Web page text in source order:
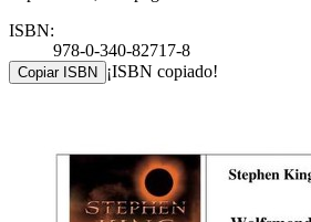
ISBN:
978-0-340-82717-8
Copiar ISBN ¡ISBN copiado!